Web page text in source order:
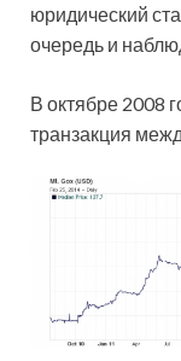
юридический
очередь и
В октябре 2008
транзакция